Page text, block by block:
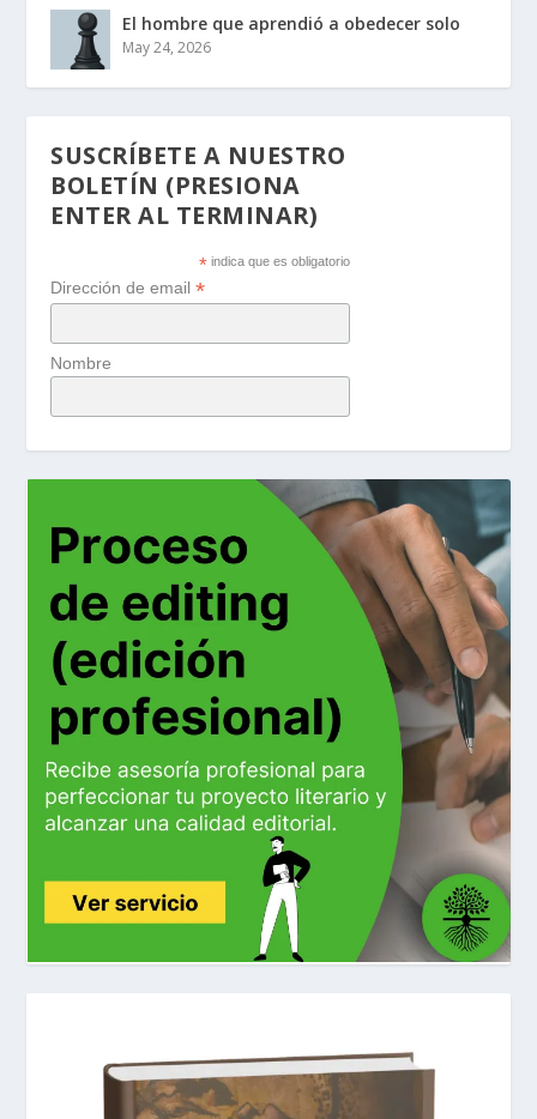
El hombre que aprendió a obedecer solo
May 24, 2026
SUSCRÍBETE A NUESTRO
BOLETÍN (PRESIONA
ENTER AL TERMINAR)
* indica que es obligatorio
Dirección de email*
Nombre